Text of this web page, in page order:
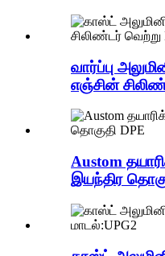
வார்ப்பு
எஞ்சின்
Austom
இயந்திர